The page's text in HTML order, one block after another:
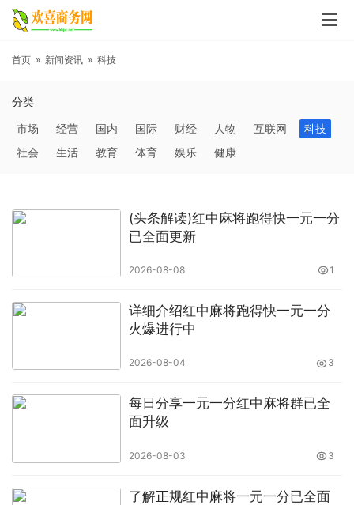
首页 » 新闻资讯 » 科技
分类
市场
经营 国内 国际 财经 人物 互联网
科技
社会
生活 教育 体育 娱乐 健康
(头条解读)红中麻将跑得快一元一分
已全面更新
2026-08-08 1
详细介绍红中麻将跑得快一元一分
火爆进行中
2026-08-04 3
每日分享一元一分红中麻将群已全
面升级
2026-08-03 3
了解正规红中麻将一元一分已全面